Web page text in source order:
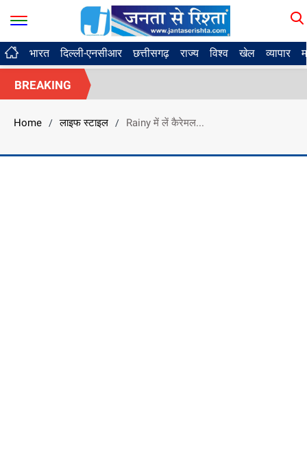
भारत दिल्ली-एनसीआर छत्तीसगढ़ राज्य विश्व खेल व्यापार
BREAKING
Home / लाइफ स्टाइल / Rainy में लें कैरेमल...